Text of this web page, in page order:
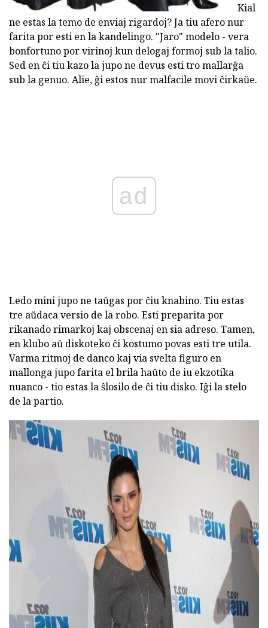
Kial
ne estas la temo de enviaj rigardoj? Ja tiu afero nur
farita por esti en la kandelingo. "Jaro" modelo - vera
bonfortuno por virinoj kun delogaj formoj sub la talio.
Sed en ĉi tiu kazo la jupo ne devus esti tro mallarĝa
sub la genuo. Alie, ĝi estos nur malfacile movi ĉirkaŭe.
ad
Ledo mini jupo ne taŭgas por ĉiu knabino. Tiu estas
tre aŭdaca versio de la robo. Esti preparita por
rikanado rimarkoj kaj obscenaj en sia adreso. Tamen,
en klubo aŭ diskoteko ĉi kostumo povas esti tre utila.
Varma ritmoj de danco kaj via svelta figuro en
mallonga jupo farita el brila haŭto de iu ekzotika
nuanco - tio estas la ŝlosilo de ĉi tiu disko. Iĝi la stelo
de la partio.